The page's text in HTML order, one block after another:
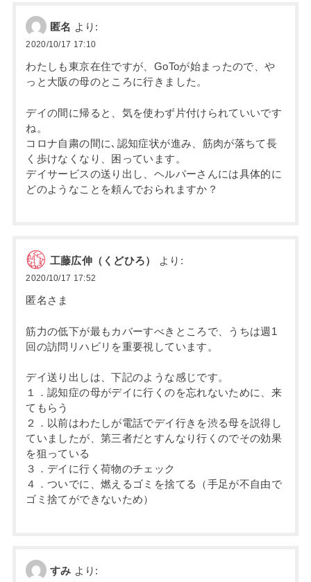
匿名 より:
2020/10/17 17:10
わたしも東京在住ですが、GoToが始まったので、や
っと大阪の母のところに行きました。
デイの間に帰ると、気を使わず片付けられていいです
ね。
コロナ自粛の間に､認知症状が進み、筋肉が落ちて長
く歩けなくなり、困っています。
デイサービスの送り出し、ヘルパーさんには具体的に
どのようなことを頼んでおられますか？
工藤広伸（くどひろ） より:
2020/10/17 17:52
匿名さま
筋力の低下が最もカバーすべきところで、うちは週1
回の訪問リハビリを重要視しています。
デイ送り出しは、下記のような感じです。
１．認知症の母がデイに行くのを忘れないために、来
てもらう
２．以前はわたしが電話でデイ行きを渋る母を説得し
ていましたが、第三者だとすんなり行くのでその効果
を狙っている
３．デイに行く荷物のチェック
４．ついでに、燃えるゴミを捨てる（手足が不自由で
ゴミ捨てができないため）
すみ より: